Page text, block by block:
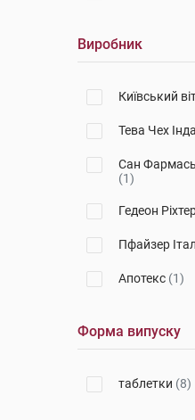
Виробник
Київський
Тева Чех
Сан
(1)
Гедеон
Пфайзер
Апотекс (1)
Форма випуску
таблетки (8)